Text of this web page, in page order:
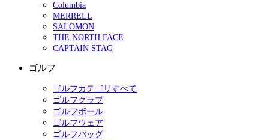
Columbia
MERRELL
SALOMON
THE NORTH FACE
CAPTAIN STAG
ゴルフ
ゴルフカテゴリすべて
ゴルフクラブ
ゴルフボール
ゴルフウェア
ゴルフバッグ